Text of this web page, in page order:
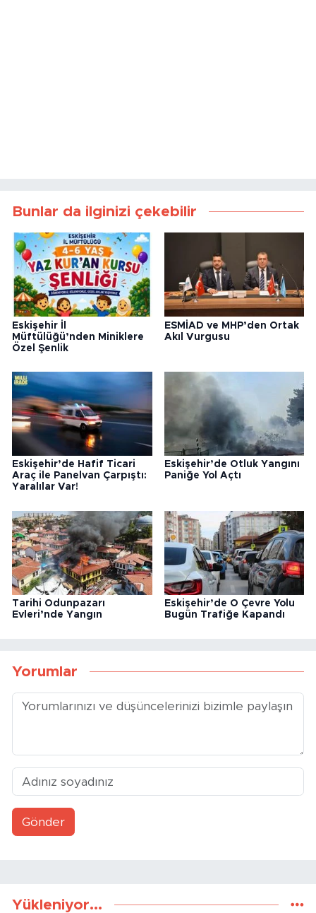
Bunlar da ilginizi çekebilir
Eskişehir İl
Müftülüğü’nden Miniklere
Özel Şenlik
ESMİAD ve MHP’den Ortak
Akıl Vurgusu
Eskişehir’de Hafif Ticari
Araç ile Panelvan Çarpıştı:
Yaralılar Var!
Eskişehir’de Otluk Yangını
Paniğe Yol Açtı
Tarihi Odunpazarı
Evleri’nde Yangın
Eskişehir’de O Çevre Yolu
Bugün Trafiğe Kapandı
Yorumlar
Gönder
Yükleniyor...